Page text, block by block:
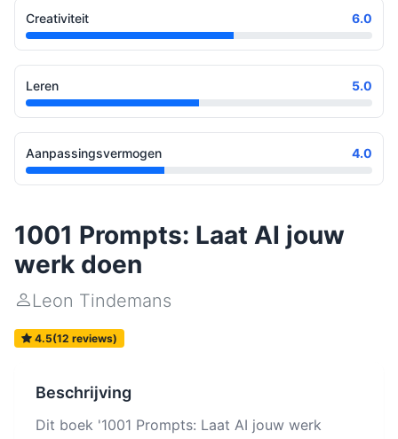
Creativiteit 6.0
Leren 5.0
Aanpassingsvermogen 4.0
1001 Prompts: Laat AI jouw
werk doen
Leon Tindemans
4.5(12 reviews)
Beschrijving
Dit boek '1001 Prompts: Laat AI jouw werk